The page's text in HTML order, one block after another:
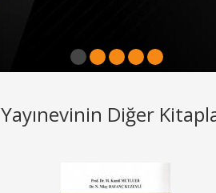
1 2 3 4
Yayınevinin Diğer